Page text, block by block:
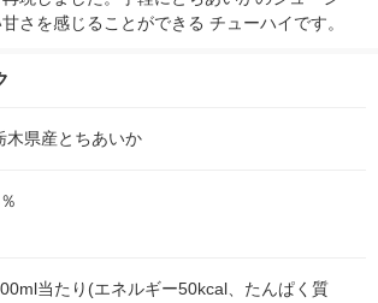
さを感じることができる チューハイです。
木県産とちあいか
当たり(エネルギー50kcal、たんぱく質